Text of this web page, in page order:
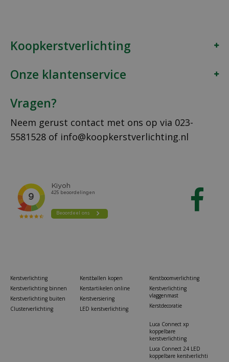
Koopkerstverlichting
Onze klantenservice
Vragen?
Neem gerust contact met ons op via 023-
5581528 of info@koopkerstverlichting.nl
Kerstverlichting
Kerstverlichting binnen
Kerstverlichting buiten
Clusterverlichting
Kerstballen kopen
Kerstartikelen online
Kerstversiering
LED kerstverlichting
Kerstboomverlichting
Kerstverlichting
vlaggenmast
Kerstdecoratie
Luca Connect xp
koppelbare
kerstverlichting
Luca Connect 24 LED
koppelbare kerstverlichti